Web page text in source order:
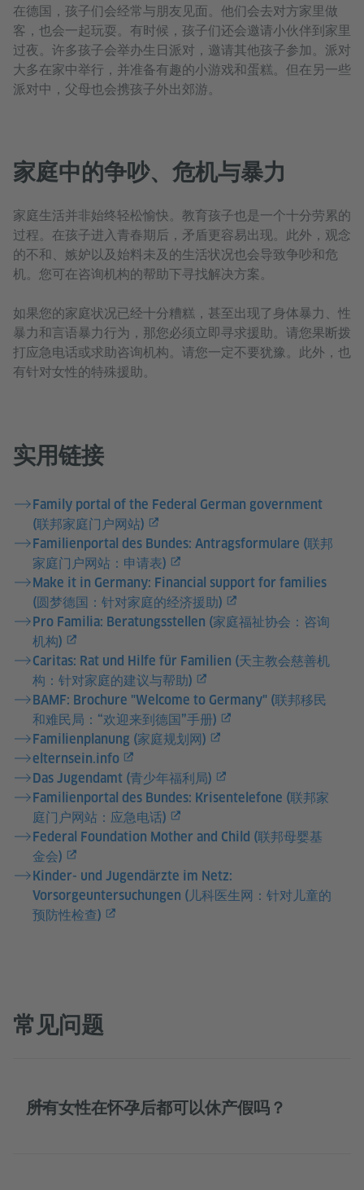
在德国，孩子们会经常与朋友见面。他们会去对方家里做
客，也会一起玩耍。有时候，孩子们还会邀请小伙伴到家里
过夜。许多孩子会举办生日派对，邀请其他孩子参加。派对
大多在家中举行，并准备有趣的小游戏和蛋糕。但在另一些
派对中，父母也会携孩子外出郊游。
家庭中的争吵、危机与暴力
家庭生活并非始终轻松愉快。教育孩子也是一个十分劳累的
过程。在孩子进入青春期后，矛盾更容易出现。此外，观念
的不和、嫉妒以及始料未及的生活状况也会导致争吵和危
机。您可在咨询机构的帮助下寻找解决方案。
如果您的家庭状况已经十分糟糕，甚至出现了身体暴力、性
暴力和言语暴力行为，那您必须立即寻求援助。请您果断拨
打应急电话或求助咨询机构。请您一定不要犹豫。此外，也
有针对女性的特殊援助。
实用链接
Family portal of the Federal German government
(联邦家庭门户网站)
Familienportal des Bundes: Antragsformulare (联邦
家庭门户网站：申请表)
Make it in Germany: Financial support for families
(圆梦德国：针对家庭的经济援助)
Pro Familia: Beratungsstellen (家庭福祉协会：咨询
机构)
Caritas: Rat und Hilfe für Familien (天主教会慈善机
构：针对家庭的建议与帮助)
BAMF: Brochure "Welcome to Germany" (联邦移民
和难民局：“欢迎来到德国”手册)
Familienplanung (家庭规划网)
elternsein.info
Das Jugendamt (青少年福利局)
Familienportal des Bundes: Krisentelefone (联邦家
庭门户网站：应急电话)
Federal Foundation Mother and Child (联邦母婴基
金会)
Kinder- und Jugendärzte im Netz:
Vorsorgeuntersuchungen (儿科医生网：针对儿童的
预防性检查)
常见问题
所有女性在怀孕后都可以休产假吗？